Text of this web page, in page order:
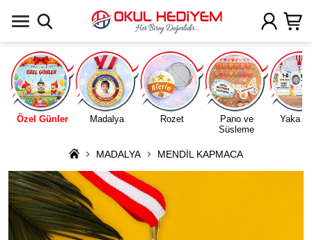
Özel Günler Madalya Rozet
Pano ve
Süsleme
Yaka
MADALYA MENDİL KAPMACA
Uygulamada Aç